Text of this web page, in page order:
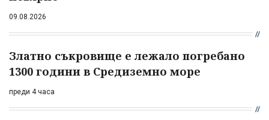
09.08.2026
Златно съкровище е лежало погребано
1300 години в Средиземно море
преди 4 часа